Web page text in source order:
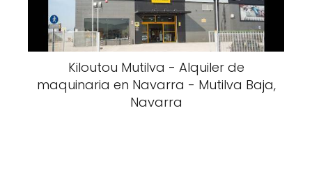
Kiloutou Mutilva - Alquiler de
maquinaria en Navarra - Mutilva Baja,
Navarra